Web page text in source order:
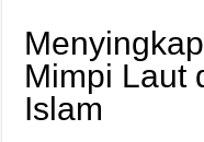
Mimpi Laut
Islam